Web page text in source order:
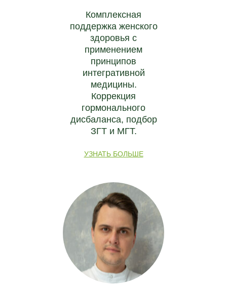
Комплексная
поддержка женского
здоровья с
применением
принципов
интегративной
медицины.
Коррекция
гормонального
дисбаланса, подбор
ЗГТ и МГТ.
УЗНАТЬ БОЛЬШЕ